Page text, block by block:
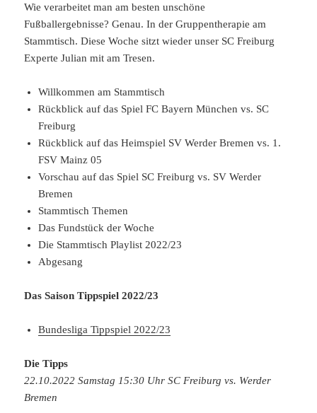
Wie verarbeitet man am besten unschöne
Fußballergebnisse? Genau. In der Gruppentherapie am
Stammtisch. Diese Woche sitzt wieder unser SC Freiburg
Experte Julian mit am Tresen.
Willkommen am Stammtisch
Rückblick auf das Spiel FC Bayern München vs. SC
Freiburg
Rückblick auf das Heimspiel SV Werder Bremen vs. 1.
FSV Mainz 05
Vorschau auf das Spiel SC Freiburg vs. SV Werder
Bremen
Stammtisch Themen
Das Fundstück der Woche
Die Stammtisch Playlist 2022/23
Abgesang
Das Saison Tippspiel 2022/23
Bundesliga Tippspiel 2022/23
Die Tipps
22.10.2022 Samstag 15:30 Uhr SC Freiburg vs. Werder
Bremen